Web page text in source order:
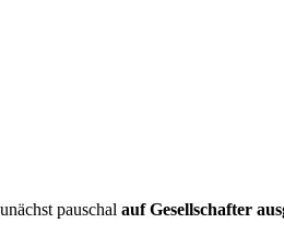
pauschalauf Gesellschafter